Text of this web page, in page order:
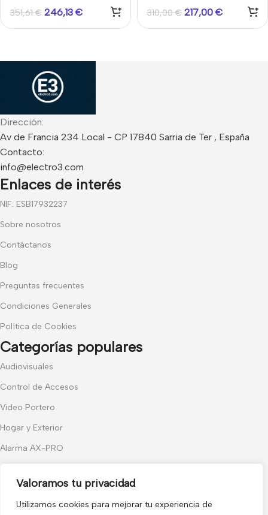
Valoramos tu privacidad
Utilizamos cookies para mejorar tu experiencia de
sistemas SPC de
intrusión
351,61€ 246,13 €
G3 Acre SPCK520.100-N
310,00€ 217,00 €
Dirección:
Av de Francia 234 Local - CP 17840 Sarria de Ter , España
Contacto:
info@electro3.com
Enlaces de interés
NIF: ESB17932237
Sobre nosotros
Contáctanos
Blog
Preguntas frecuentes
Condiciones Generales
Política de Cookies
Categorías populares
Audiovisuales
Control de Accesos
Video Portero
Hogar y Exterior
Alarma AX-PRO
Únete a nuestras novedades